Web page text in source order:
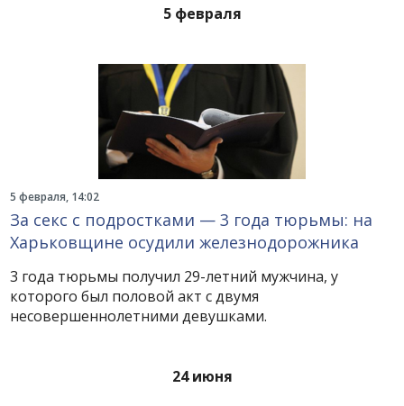
5 февраля
5 февраля, 14:02
За секс с подростками — 3 года тюрьмы: на
Харьковщине осудили железнодорожника
3 года тюрьмы получил 29-летний мужчина, у
которого был половой акт с двумя
несовершеннолетними девушками.
24 июня